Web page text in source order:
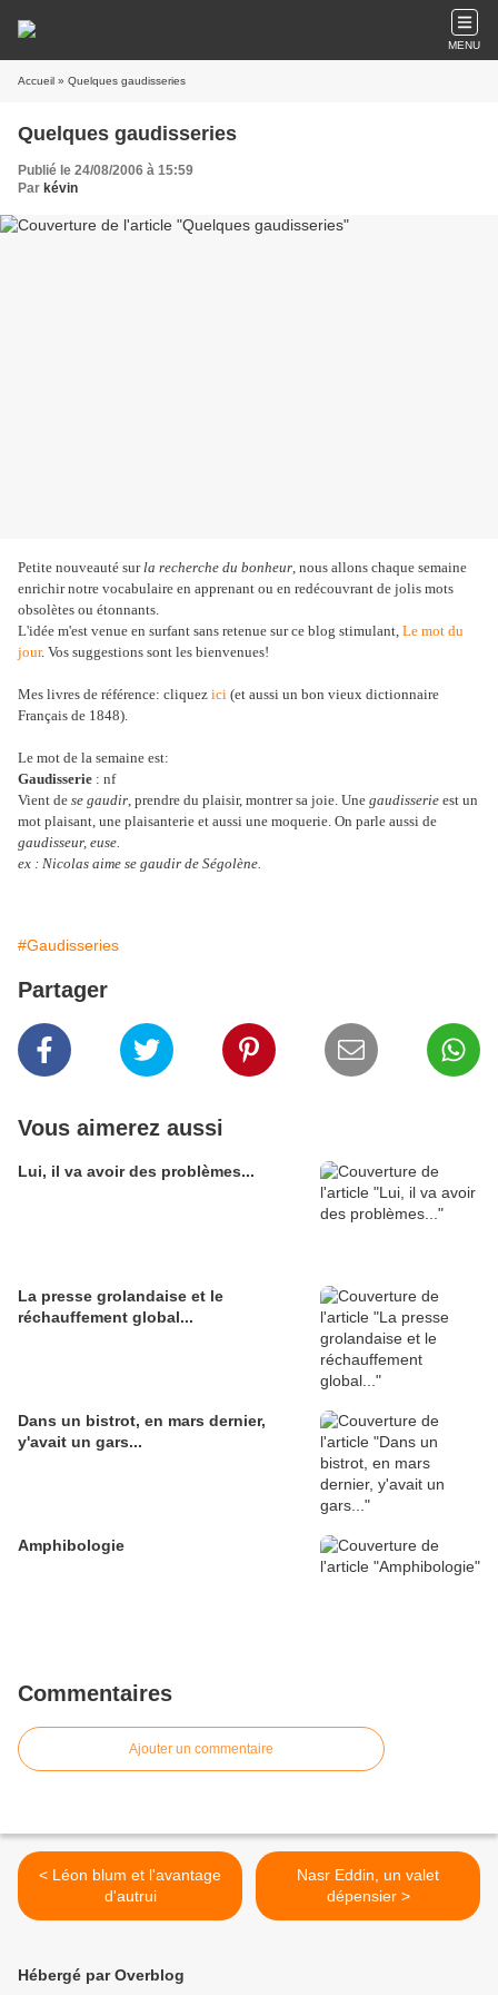
MENU
Accueil » Quelques gaudisseries
Quelques gaudisseries
Publié le 24/08/2006 à 15:59
Par kévin
Petite nouveauté surla recherche du bonheur, nous allons chaque semaine
enrichir notre vocabulaire en apprenant ou en redécouvrant de jolis mots
obsolètes ou étonnants.
L'idée m'est venue en surfant sans retenue sur ce blog stimulant, Le mot du
jour. Vos suggestions sont les bienvenues!
Mes livres de référence: cliquez ici (et aussi un bon vieux dictionnaire
Français de 1848).
Le mot de la semaine est:
Gaudisserie : nf
Vient de se gaudir, prendre du plaisir, montrer sa joie. Une gaudisserie est un
mot plaisant, une plaisanterie et aussi une moquerie. On parle aussi de
gaudisseur, euse.
ex : Nicolas aime se gaudir de Ségolène.
#Gaudisseries
Partager
Vous aimerez aussi
Lui, il va avoir des problèmes...
La presse grolandaise et le
réchauffement global...
Dans un bistrot, en mars dernier,
y'avait un gars...
Amphibologie
Commentaires
Ajouter un commentaire
< Léon blum et l'avantage
d'autrui
Nasr Eddin, un valet
dépensier >
Hébergé par Overblog